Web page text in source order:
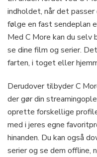
indholdet, når det
følge en fast sendeplan
Med C More kan du selv
se dine film og serier.
farten, i toget eller
Derudover tilbyder C
der gør din
oprette forskellige
med i jeres egne
hinanden. Du kan også
serier og se dem offline,